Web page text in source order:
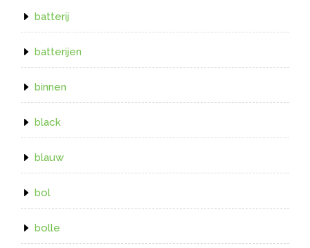
batterij
batterijen
binnen
black
blauw
bol
bolle